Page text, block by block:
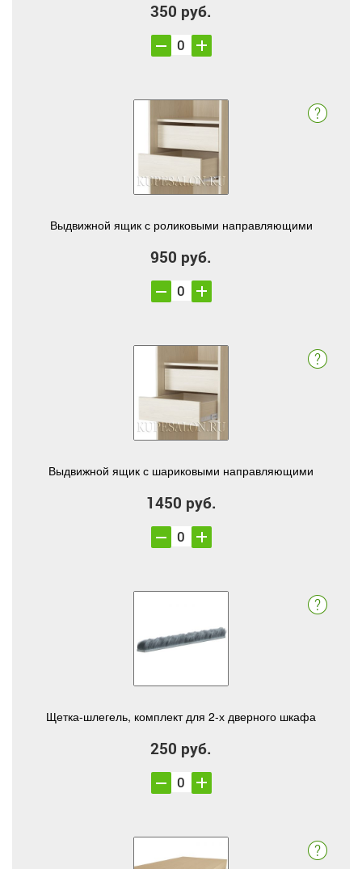
350 руб.
Выдвижной ящик с роликовыми направляющими
950 руб.
Выдвижной ящик с шариковыми направляющими
1450 руб.
Щетка-шлегель, комплект для 2-х дверного шкафа
250 руб.